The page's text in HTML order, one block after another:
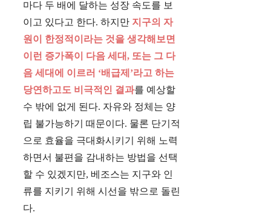
마다 두 배에 달하는 성장 속도를 보
이고 있다고 한다. 하지만 지구의 자
원이 한정적이라는 것을 생각해보면
이런 증가폭이 다음 세대, 또는 그 다
음 세대에 이르러 ‘배급제’라고 하는
당연하고도 비극적인 결과를 예상할
수 밖에 없게 된다. 자유와 정체는 양
립 불가능하기 때문이다. 물론 단기적
으로 효율을 극대화시키기 위해 노력
하면서 불편을 감내하는 방법을 선택
할 수 있겠지만, 베조스는 지구와 인
류를 지키기 위해 시선을 밖으로 돌린
다.